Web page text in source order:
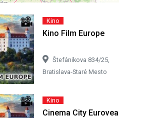
Kino
Kino Film Europe
Štefánikova 834/25,
Bratislava-Staré Mesto
Kino
Cinema City Eurovea